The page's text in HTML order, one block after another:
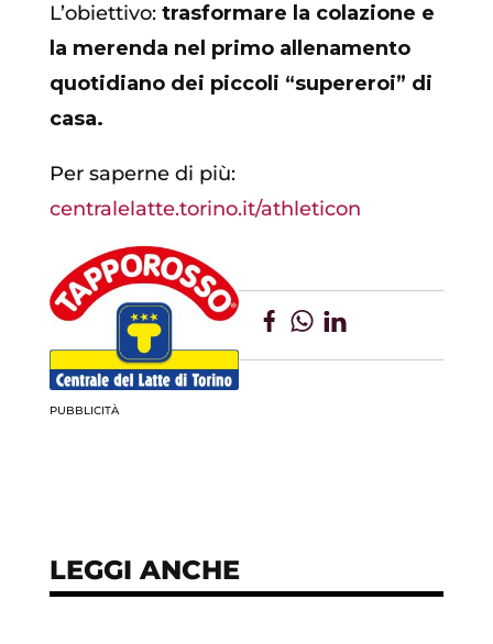
L’obiettivo: trasformare la colazione e
la merenda nel primo allenamento
quotidiano dei piccoli “supereroi” di
casa.
Per saperne di più:
centralelatte.torino.it/athleticon
PUBBLICITÀ
LEGGI ANCHE